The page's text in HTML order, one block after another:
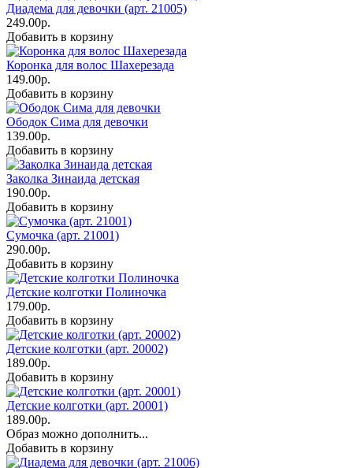
Диадема для девочки (арт. 21005)
249.00р.
Добавить в корзину
Коронка для волос Шахерезада
149.00р.
Добавить в корзину
Ободок Сима для девочки
139.00р.
Добавить в корзину
Заколка Зинаида детская
190.00р.
Добавить в корзину
Сумочка (арт. 21001)
290.00р.
Добавить в корзину
Детские колготки Полиночка
179.00р.
Добавить в корзину
Детские колготки (арт. 20002)
189.00р.
Добавить в корзину
Детские колготки (арт. 20001)
189.00р.
Образ можно дополнить...
Добавить в корзину